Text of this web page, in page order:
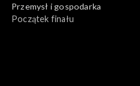
Przemysł i gospodarka
Początek finału